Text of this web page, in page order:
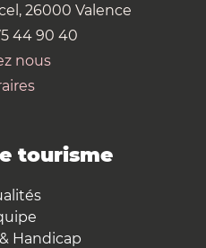
26000 Valence
44 90 40
nous
tourisme
Handicap